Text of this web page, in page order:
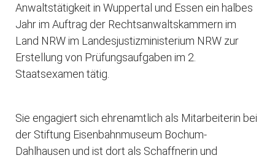
Anwaltstätigkeit in Wuppertal und Essen ein halbes
Jahr im Auftrag der Rechtsanwaltskammern im
Land NRW im Landesjustizministerium NRW zur
Erstellung von Prüfungsaufgaben im 2.
Staatsexamen tätig.
Sie engagiert sich ehrenamtlich als Mitarbeiterin bei
der Stiftung Eisenbahnmuseum Bochum-
Dahlhausen und ist dort als Schaffnerin und